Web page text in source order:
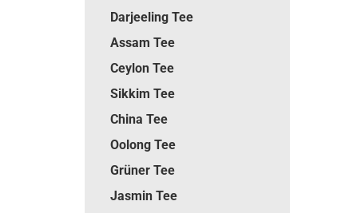
Darjeeling Tee
Assam Tee
Ceylon Tee
Sikkim Tee
China Tee
Oolong Tee
Grüner Tee
Jasmin Tee